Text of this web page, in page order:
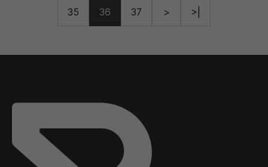
35 36 37 > >|